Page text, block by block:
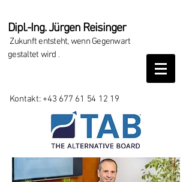
Dipl.-Ing. Jürgen Reisinger
Zukunft entsteht, wenn Gegenwart
gestaltet wird .
Kontakt: +43 677 61 54 12 19